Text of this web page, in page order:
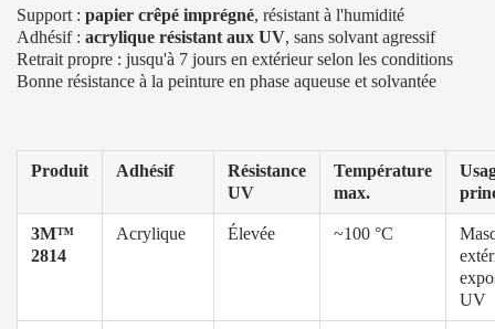
Support : papier crêpé imprégné, résistant à l'humidité
Adhésif : acrylique résistant aux UV, sans solvant agressif
Retrait propre : jusqu'à 7 jours en extérieur selon les conditions
Bonne résistance à la peinture en phase aqueuse et solvantée
Produit Adhésif
Résistance
UV
Température
max.
3M™
2814
Acrylique Élevée ~100 °C
UV